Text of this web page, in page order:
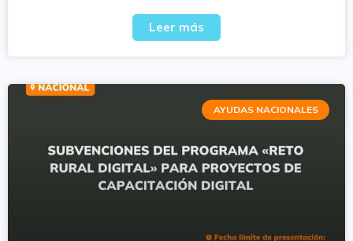
Leer más
AYUDAS NACIONALES